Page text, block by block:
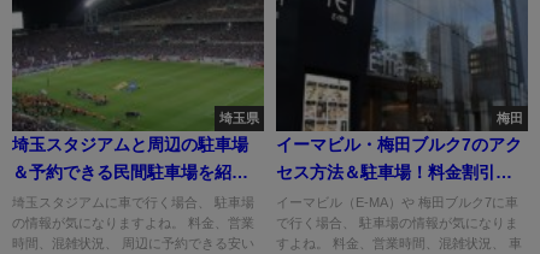
埼玉県
埼玉スタジアムと周辺の駐車場
＆予約できる民間駐車場を紹
介！
埼玉スタジアムに車で行く場合、 駐車場
の情報が気になりますよね。 料金、営業
時間、混雑状況、 周辺に予約できる安い
梅田
イーマビル・梅田ブルク7のアク
セス方法＆駐車場！料金割引
は？
イーマビル（E-MA）や 梅田ブルク7に車
で行く場合、 駐車場の情報が気になりま
すよね。 料金、営業時間、混雑状況、 車